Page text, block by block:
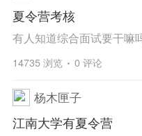
夏令营考核
有人知道综合面试要干嘛
14735 浏览 0 评论
杨木匣子
江南大学有夏令营